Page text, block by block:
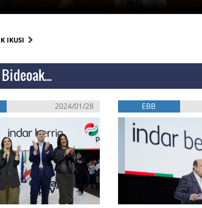
IKUSI
2024/01/28 EBB